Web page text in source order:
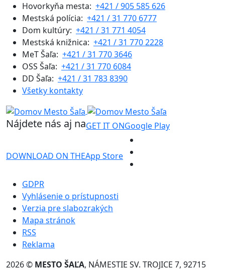
Hovorkyňa mesta: +421 / 905 585 626
Mestská polícia: +421 / 31 770 6777
Dom kultúry: +421 / 31 771 4054
Mestská knižnica: +421 / 31 770 2228
MeT Šaľa: +421 / 31 770 3646
OSS Šaľa: +421 / 31 770 6084
DD Šaľa: +421 / 31 783 8390
Všetky kontakty
Nájdete nás aj naGET IT ONGoogle Play
DOWNLOAD ON THEApp Store
GDPR
Vyhlásenie o prístupnosti
Verzia pre slabozrakých
Mapa stránok
RSS
Reklama
2026 © MESTO ŠAĽA, NÁMESTIE SV. TROJICE 7, 92715